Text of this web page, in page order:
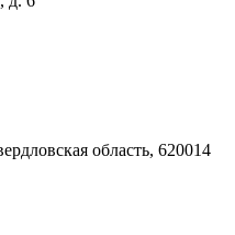
область, 620014